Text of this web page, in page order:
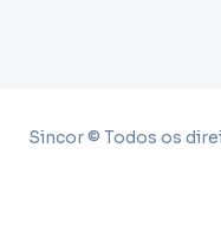
Sincor © Todos os